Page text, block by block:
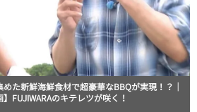
た新鮮海鮮食材で超豪華なBBQが実現！？｜
FUJIWARAのキテレツが咲く！